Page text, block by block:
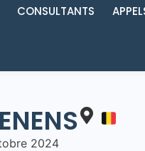
CONSULTANTS
2024